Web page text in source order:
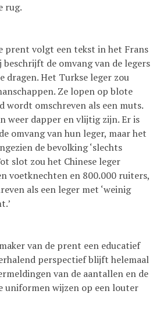
rug.
prent volgt een tekst in het Frans
beschrijft de omvang van de legers
dragen. Het Turkse leger zou
Ze lopen op blote
wordt omschreven als een muts.
weer dapper en vlijtig zijn. Er is
omvang van hun leger, maar het
de bevolking ‘slechts
slot zou het Chinese leger
voetknechten en 800.000 ruiters,
als een leger met ‘weinig
van de prent een educatief
perspectief blijft helemaal
van de aantallen en de
uniformen wijzen op een louter